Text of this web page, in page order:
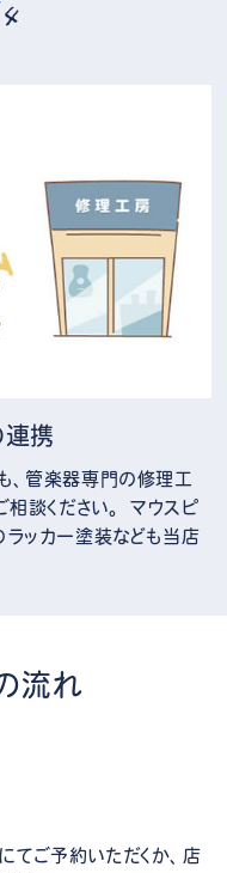
連携
、管楽器専門の修理工
相談ください。 マウスピ
ッカー塗装なども当店
流れ
てご予約いただくか、店